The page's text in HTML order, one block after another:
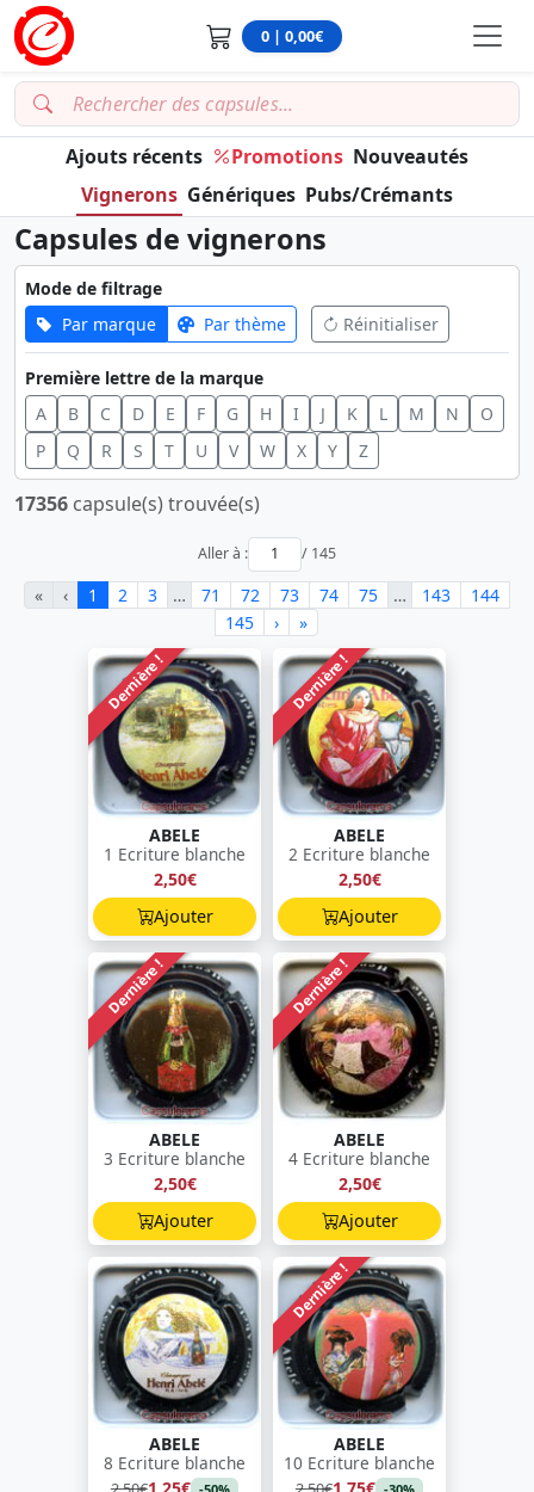
0 | 0,00€
Ajouts récents Promotions Nouveautés
Vignerons Génériques Pubs/Crémants
Capsules de vignerons
Mode de filtrage
Par marque
Par thème Réinitialiser
Première lettre de la marque
A
B C D E F G H I J K L M N
O
P
Q R S T U V W X Y Z
17356 capsule(s) trouvée(s)
Aller à : / 145
« ‹ 1 2 3 … 71 72 73 74 75 … 143
144
145
› »
Dernière !
ABELE
1 Ecriture blanche
2,50€
Ajouter
Dernière !
ABELE
2 Ecriture blanche
2,50€
Ajouter
Dernière !
ABELE
3 Ecriture blanche
2,50€
Ajouter
Dernière !
ABELE
4 Ecriture blanche
2,50€
Ajouter
ABELE
8 Ecriture blanche
Dernière !
ABELE
10 Ecriture blanche